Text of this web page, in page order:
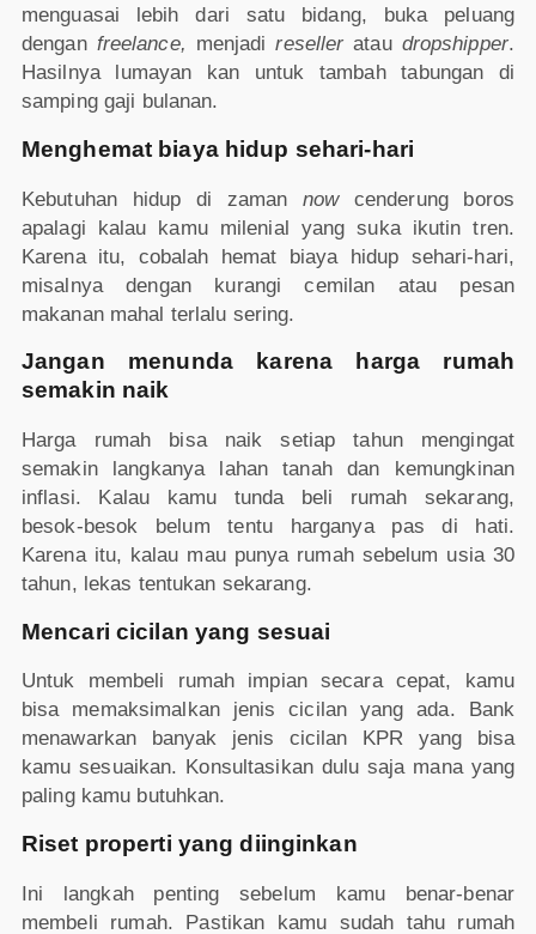
menguasai lebih dari satu bidang, buka peluang
dengan freelance, menjadireseller atau dropshipper.
Hasilnya lumayan kan untuk tambah tabungan di
samping gaji bulanan.
Menghemat biaya hidup sehari-hari
Kebutuhan hidup di zaman nowcenderung boros
apalagi kalau kamu milenial yang suka ikutin tren.
Karena itu, cobalah hemat biaya hidup sehari-hari,
misalnya dengan kurangi cemilan atau pesan
makanan mahal terlalu sering.
Jangan menunda karena harga rumah
semakin naik
Harga rumah bisa naik setiap tahun mengingat
semakin langkanya lahan tanah dan kemungkinan
inflasi. Kalau kamu tunda beli rumah sekarang,
besok-besok belum tentu harganya pas di hati.
Karena itu, kalau mau punya rumah sebelum usia 30
tahun, lekas tentukan sekarang.
Mencari cicilan yang sesuai
Untuk membeli rumah impian secara cepat, kamu
bisa memaksimalkan jenis cicilan yang ada. Bank
menawarkan banyak jenis cicilan KPR yang bisa
kamu sesuaikan. Konsultasikan dulu saja mana yang
paling kamu butuhkan.
Riset properti yang diinginkan
Ini langkah penting sebelum kamu benar-benar
membeli rumah. Pastikan kamu sudah tahu rumah